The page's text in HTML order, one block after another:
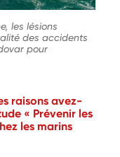
les lésions
des accidents
pour
raisons avez-
« Prévenir les
les marins